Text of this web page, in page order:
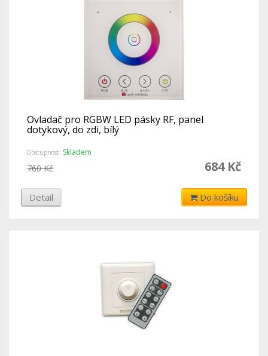
Ovladač pro RGBW LED pásky RF, panel
dotykový, do zdi, bílý
Dostupnost: Skladem
684 Kč
760 Kč
Detail Do košíku